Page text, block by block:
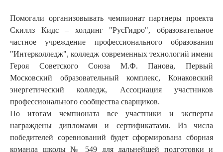
Помогали организовывать чемпионат партнеры проекта
Скиллз Кидс – холдинг "РусГидро", образовательное
частное учреждение профессионального образования
"Интерколледж", колледж современных технологий имени
Героя Советского Союза М.Ф. Панова, Первый
Московский образовательный комплекс, Конаковский
энергетический колледж, Ассоциация участников
профессионального сообщества сварщиков.
По итогам чемпионата все участники и эксперты
награждены дипломами и сертификатами. Из числа
победителей соревнований будет сформирована сборная
команда школы № 549 для дальнейшей подготовки и